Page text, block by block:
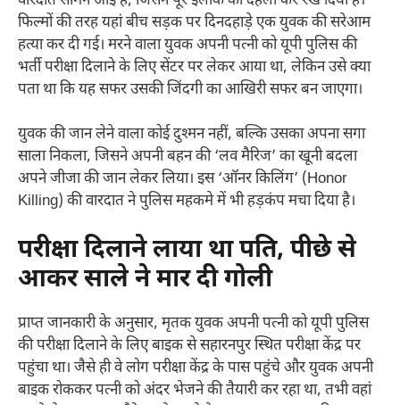
फिल्मों की तरह यहां बीच सड़क पर दिनदहाड़े एक युवक की सरेआम
हत्या कर दी गई। मरने वाला युवक अपनी पत्नी को यूपी पुलिस की
भर्ती परीक्षा दिलाने के लिए सेंटर पर लेकर आया था, लेकिन उसे क्या
पता था कि यह सफर उसकी जिंदगी का आखिरी सफर बन जाएगा।
​युवक की जान लेने वाला कोई दुश्मन नहीं, बल्कि उसका अपना सगा
साला निकला, जिसने अपनी बहन की ‘लव मैरिज’ का खूनी बदला
अपने जीजा की जान लेकर लिया। इस ‘ऑनर किलिंग’ (Honor
Killing) की वारदात ने पुलिस महकमे में भी हड़कंप मचा दिया है।
​परीक्षा दिलाने लाया था पति, पीछे से
आकर साले ने मार दी गोली
​प्राप्त जानकारी के अनुसार, मृतक युवक अपनी पत्नी को यूपी पुलिस
की परीक्षा दिलाने के लिए बाइक से सहारनपुर स्थित परीक्षा केंद्र पर
पहुंचा था। जैसे ही वे लोग परीक्षा केंद्र के पास पहुंचे और युवक अपनी
बाइक रोककर पत्नी को अंदर भेजने की तैयारी कर रहा था, तभी वहां